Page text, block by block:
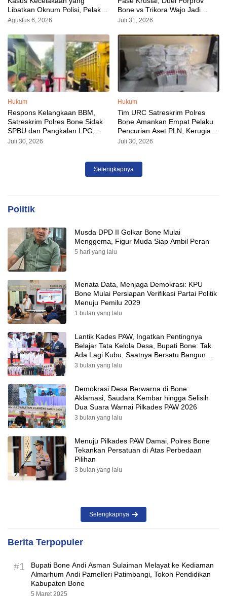
Libatkan Oknum Polisi, Pelaku
Sudah Diamankan
Agustus 6, 2026
Bone vs Trikora Wajo Jadi
Sorotan Malam Ini
Juli 31, 2026
Hukum
Respons Kelangkaan BBM,
Satreskrim Polres Bone Sidak
SPBU dan Pangkalan LPG,
AKP Alvin Aji Imbau Pengelola
Juli 30, 2026
Hukum
Tim URC Satreskrim Polres
Bone Amankan Empat Pelaku
Pencurian Aset PLN, Kerugian
Ditaksir Capai Rp 3 Milyar
Juli 30, 2026
Selengkapnya
Politik
Musda DPD II Golkar Bone Mulai
Menggema, Figur Muda Siap Ambil Peran
5 hari yang lalu
Menata Data, Menjaga Demokrasi: KPU
Bone Mulai Persiapan Verifikasi Partai Politik
Menuju Pemilu 2029
1 bulan yang lalu
Lantik Kades PAW, Ingatkan Pentingnya
Belajar Tata Kelola Desa, Bupati Bone: Tak
Ada Lagi Kubu, Saatnya Bersatu Bangun
Desa
3 bulan yang lalu
Demokrasi Desa Berwarna di Bone:
Aklamasi, Saudara Kembar hingga Selisih
Dua Suara Warnai Pilkades PAW 2026
3 bulan yang lalu
Menuju Pilkades PAW Damai, Polres Bone
Tekankan Persatuan di Atas Perbedaan
Pilihan
3 bulan yang lalu
Selengkapnya
Berita Terpopuler
#1
Bupati Bone Andi Asman Sulaiman Melayat ke Kediaman
Almarhum Andi Pamelleri Patimbangi, Tokoh Pendidikan
Kabupaten Bone
5 Maret 2025